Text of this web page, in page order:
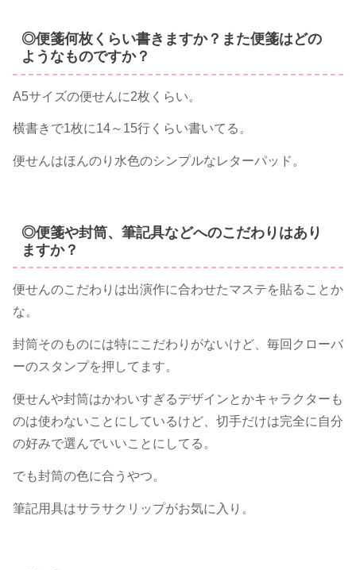
◎便箋何枚くらい書きますか？また便箋はどの
ようなものですか？
A5サイズの便せんに2枚くらい。
横書きで1枚に14～15行くらい書いてる。
便せんはほんのり水色のシンプルなレターパッド。
◎便箋や封筒、筆記具などへのこだわりはあり
ますか？
便せんのこだわりは出演作に合わせたマステを貼ることか
な。
封筒そのものには特にこだわりがないけど、毎回クローバ
ーのスタンプを押してます。
便せんや封筒はかわいすぎるデザインとかキャラクターも
のは使わないことにしているけど、切手だけは完全に自分
の好みで選んでいいことにしてる。
でも封筒の色に合うやつ。
筆記用具はサラサクリップがお気に入り。